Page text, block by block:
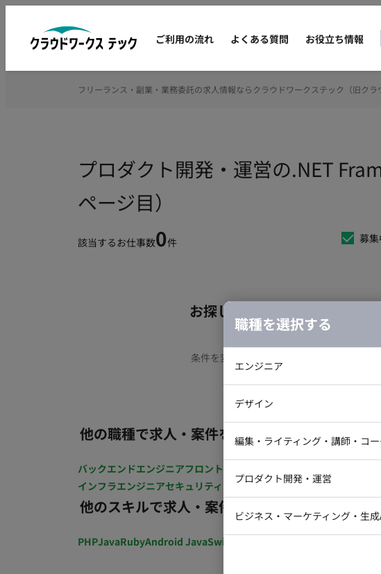
ご利用の流れ よくある質問 お役立ち情報
プロダクト開発・運営の.NET
ページ目）
該当するお仕事数0件 募
お探しの条件のお仕事は見つ
条件を変更するか、もう少し広い条件設定
他の職種で求人・案件を探す
バックエンドエンジニアフロントエンジニア
インフラエンジニアセキュリティエンジニア テストエンジニア・テク
他のスキルで求人・案件を探す
PHPJavaRubyAndroid JavaSwift
職種を選択する
エンジニア
インフラエンジニア
テストエンジニア・テクニ
デザイン
Webデザイナー・UI/UXデザ
ラストレーター
編集・ライティング・講師・コ
プロダクト開発・運営
クトマネージャー
ビジネス・マーケティング・生
フリーランス・副業・業務委託の求人情報ならクラウドワークステック（旧クラ